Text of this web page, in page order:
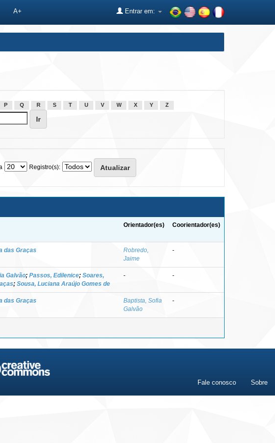
A+ Entrar em:
P Q R S T U V W X Y Z
Registro(s):
Orientador(es) Coorientador(es)
das Graças
Robredo,
Jaime
-
Galvão; Passos, Edilenice; Soares,
; Sousa, Luciana Araújo Gomes de
- -
das Graças
Baptista, Sofia
Galvão
-
Fale conosco Sobre